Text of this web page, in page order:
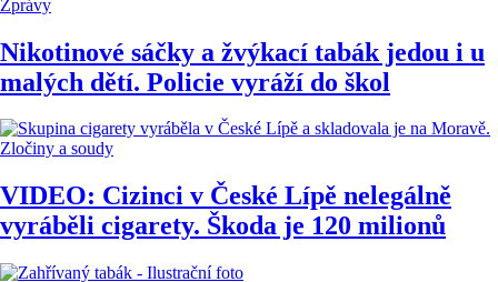
Zprávy
Nikotinové sáčky a žvýkací tabák jedou i u
malých dětí. Policie vyráží do škol
Zločiny a soudy
VIDEO: Cizinci v České Lípě nelegálně
vyráběli cigarety. Škoda je 120 milionů